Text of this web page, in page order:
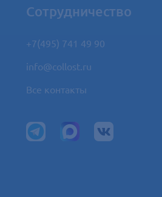
Сотрудничество
+7(495) 741 49 90
info@collost.ru
Все контакты